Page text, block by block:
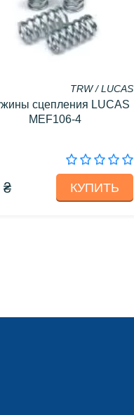
TRW / LUCAS
сцепления LUCAS
MEF106-4
₴ КУПИТЬ